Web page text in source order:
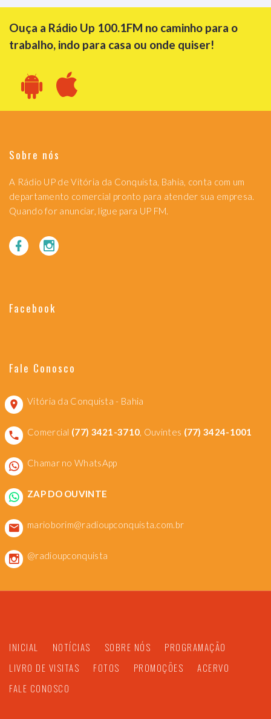
Ouça a Rádio Up 100.1FM no caminho para o
trabalho, indo para casa ou onde quiser!
Sobre nós
A Rádio UP de Vitória da Conquista, Bahia, conta com um
departamento comercial pronto para atender sua empresa.
Quando for anunciar, ligue para UP FM.
Facebook
Fale Conosco
Vitória da Conquista - Bahia
Comercial (77) 3421-3710, Ouvintes (77) 3424-1001
Chamar no WhatsApp
ZAP DO OUVINTE
marioborim@radioupconquista.com.br
@radioupconquista
INICIAL NOTÍCIAS SOBRE NÓS
PROGRAMAÇÃO
LIVRO DE VISITAS
FOTOS PROMOÇÕES
ACERVO
FALE CONOSCO